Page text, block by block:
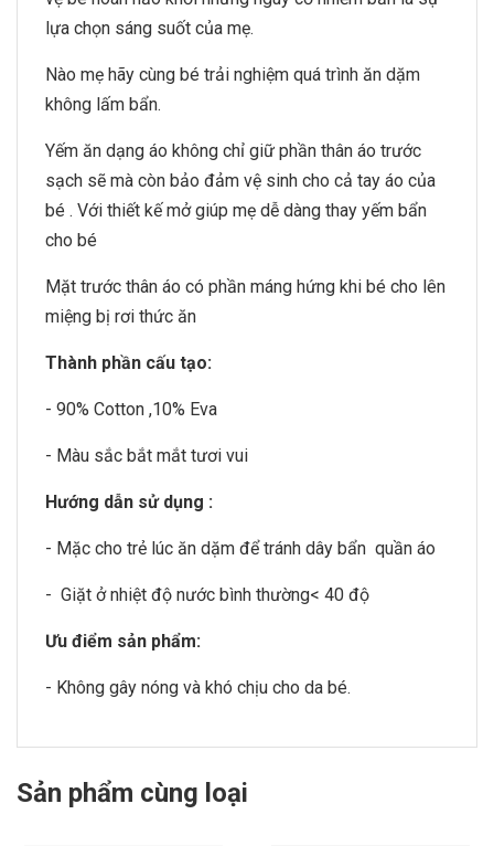
lựa chọn sáng suốt của mẹ.
Nào mẹ hãy cùng bé trải nghiệm quá trình ăn dặm
không lấm bẩn.
Yếm ăn dạng áo không chỉ giữ phần thân áo trước
sạch sẽ mà còn bảo đảm vệ sinh cho cả tay áo của
bé . Với thiết kế mở giúp mẹ dễ dàng thay yếm bẩn
cho bé
Mặt trước thân áo có phần máng hứng khi bé cho lên
miệng bị rơi thức ăn
Thành phần cấu tạo:
- 90% Cotton ,10% Eva
- Màu sắc bắt mắt tươi vui
Hướng dẫn sử dụng :
- Mặc cho trẻ lúc ăn dặm để tránh dây bẩn quần áo
- Giặt ở nhiệt độ nước bình thường< 40 độ
Ưu điểm sản phẩm:
- Không gây nóng và khó chịu cho da bé.
Sản phẩm cùng loại